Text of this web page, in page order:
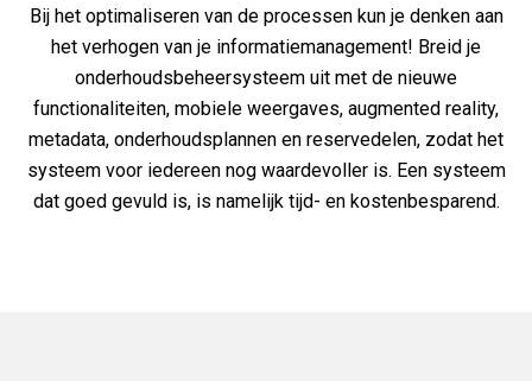
Bij het optimaliseren van de processen kun je denken aan
het verhogen van je informatiemanagement! Breid je
onderhoudsbeheersysteem uit met de nieuwe
functionaliteiten, mobiele weergaves, augmented reality,
metadata, onderhoudsplannen en reservedelen, zodat het
systeem voor iedereen nog waardevoller is. Een systeem
dat goed gevuld is, is namelijk tijd- en kostenbesparend.